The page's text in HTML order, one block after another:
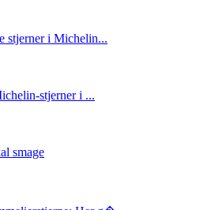
stjerner i Michelin...
stjerner i ...
smage